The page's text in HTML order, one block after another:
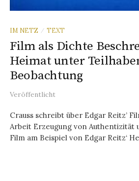
IM NETZ / TEXT
Film als Dichte
Heimat unter
Beobachtung
Veröffentlicht
Crauss schreibt über Edgar Reitz’
Arbeit Erzeugung von Authentizität
Film am Beispiel von Edgar Reitz‘